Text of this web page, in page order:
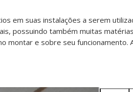
em suas instalações a serem
possuindo também muitas
montar e sobre seu